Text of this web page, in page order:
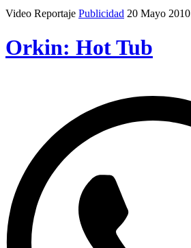
Video Reportaje Publicidad 20 Mayo 2010
Orkin: Hot Tub